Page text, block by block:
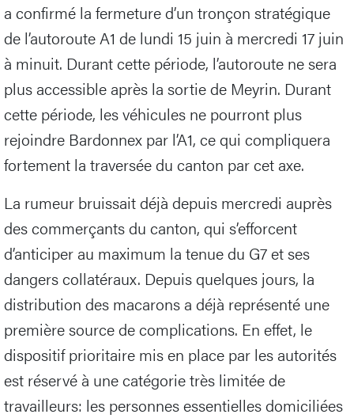
a confirmé la fermeture d’un tronçon stratégique
de l’autoroute A1 de lundi 15 juin à mercredi 17 juin
à minuit. Durant cette période, l’autoroute ne sera
plus accessible après la sortie de Meyrin. Durant
cette période, les véhicules ne pourront plus
rejoindre Bardonnex par l’A1, ce qui compliquera
fortement la traversée du canton par cet axe.
La rumeur bruissait déjà depuis mercredi auprès
des commerçants du canton, qui s’efforcent
d’anticiper au maximum la tenue du G7 et ses
dangers collatéraux. Depuis quelques jours, la
distribution des macarons a déjà représenté une
première source de complications. En effet, le
dispositif prioritaire mis en place par les autorités
est réservé à une catégorie très limitée de
travailleurs: les personnes essentielles domiciliées